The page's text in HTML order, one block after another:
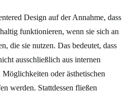
Design auf der Annahme, dass
funktionieren, wenn sie sich an
die sie nutzen. Das bedeutet, dass
ausschließlich aus internen
oder ästhetischen
werden. Stattdessen fließen